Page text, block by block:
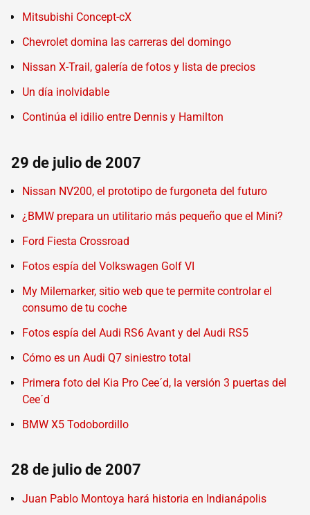
Mitsubishi Concept-cX
Chevrolet domina las carreras del domingo
Nissan X-Trail, galería de fotos y lista de precios
Un día inolvidable
Continúa el idilio entre Dennis y Hamilton
29 de julio de 2007
Nissan NV200, el prototipo de furgoneta del futuro
¿BMW prepara un utilitario más pequeño que el Mini?
Ford Fiesta Crossroad
Fotos espía del Volkswagen Golf VI
My Milemarker, sitio web que te permite controlar el
consumo de tu coche
Fotos espía del Audi RS6 Avant y del Audi RS5
Cómo es un Audi Q7 siniestro total
Primera foto del Kia Pro Cee´d, la versión 3 puertas del
Cee´d
BMW X5 Todobordillo
28 de julio de 2007
Juan Pablo Montoya hará historia en Indianápolis